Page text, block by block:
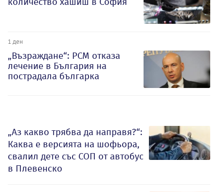
1 ден
„Възраждане“: РСМ отказа
лечение в България на
пострадала българка
„Аз какво трябва да направя?“:
Каква е версията на шофьора,
свалил дете със СОП от автобус
в Плевенско